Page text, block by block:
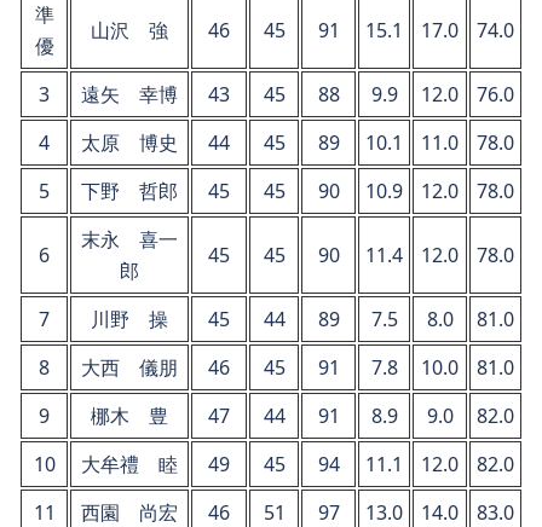
準
優
山沢 強 46 45 91 15.1 17.0 74.0
3 遠矢 幸博 43 45 88 9.9 12.0
76.0
4
太原 博史 44 45 89 10.1 11.0
78.0
5
下野 哲郎 45 45 90 10.9 12.0 78.0
6
末永 喜一
郎
45 45 90 11.4 12.0 78.0
7 川野 操 45 44 89 7.5 8.0
81.0
8
大西 儀朋 46 45 91 7.8 10.0
81.0
9
梛木 豊 47 44 91 8.9 9.0
82.0
10
大牟禮 睦 49 45 94 11.1 12.0
82.0
11
西園 尚宏 46 51 97 13.0 14.0
83.0